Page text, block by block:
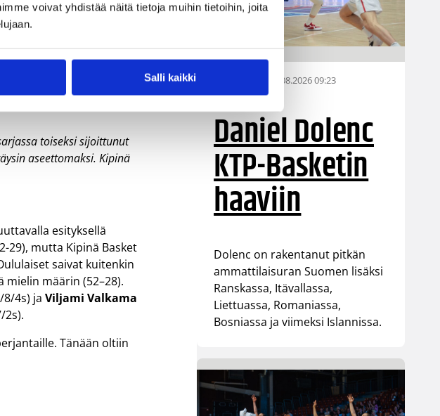
voivat yhdistää näitä tietoja muihin tietoihin, joita
Salli kaikki
toiseksi sijoittunut
aseettomaksi. Kipinä
esityksellä
29), mutta Kipinä Basket
saivat kuitenkin
määrin (52–28).
8/4s) jaViljami Valkama
2s).
Tänään oltiin
07.08.2026 09:23
Daniel Dolenc
KTP-Basketin
haaviin
Dolenc on rakentanut pitkän
ammattilaisuran Suomen lisäksi
Ranskassa, Itävallassa,
Liettuassa, Romaniassa,
Bosniassa ja viimeksi Islannissa.